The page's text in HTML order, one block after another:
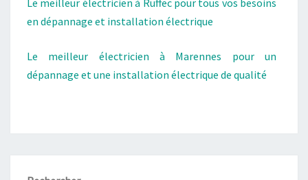
Le meilleur électricien à Ruffec pour tous vos besoins
en dépannage et installation électrique
Le meilleur électricien à Marennes pour un
dépannage et une installation électrique de qualité